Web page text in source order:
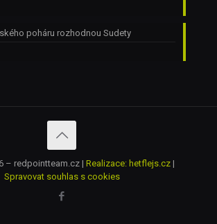
poháru rozhodnou Sudety
– redpointteam.cz | Realizace: hetflejs.cz |
Spravovat souhlas s cookies